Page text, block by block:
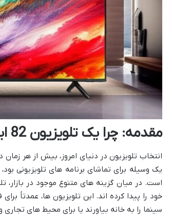
مقدمه: چرا یک تلویزیون 82 اینچ Full HD؟
انتخاب تلویزیون در دنیای امروز، بیش از هر
یک وسیله برای تماشای برنامه های تلویزیونی
خود را پیدا کرده اند. این تلویزیون ها،
سینما را به خانه بیاورند یا برای محیط های تجاری